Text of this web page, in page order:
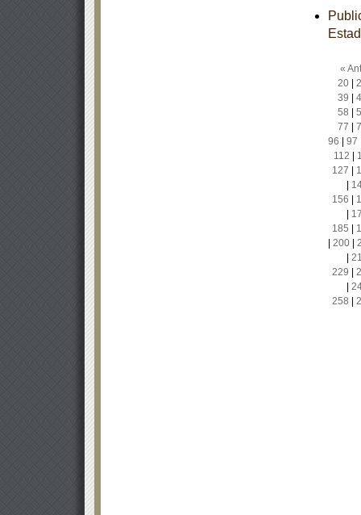
«
20|
39
58
77
96
97
112
127
156
185
200|
229
258